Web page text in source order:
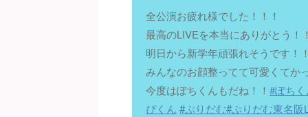
全公演お疲れ様でした！！！
最高のLIVEを本当にありがとう！
明日から新学年頑張れそうです！
みんなのお顔整ってて可愛くてか
今度はぽちくんもだね！！ #ぽち
ぴくん #ぷりだむ#ぷりだむ東名阪